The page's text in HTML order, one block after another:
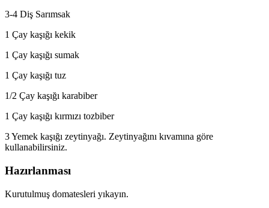
3-4 Diş Sarımsak
1 Çay kaşığı kekik
1 Çay kaşığı sumak
1 Çay kaşığı tuz
1/2 Çay kaşığı karabiber
1 Çay kaşığı kırmızı tozbiber
3 Yemek kaşığı zeytinyağı. Zeytinyağını kıvamına göre
kullanabilirsiniz.
Hazırlanması
Kurutulmuş domatesleri yıkayın.